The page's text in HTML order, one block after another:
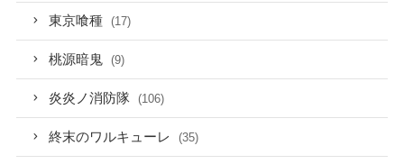
東京喰種 (17)
桃源暗鬼 (9)
炎炎ノ消防隊 (106)
終末のワルキューレ (35)